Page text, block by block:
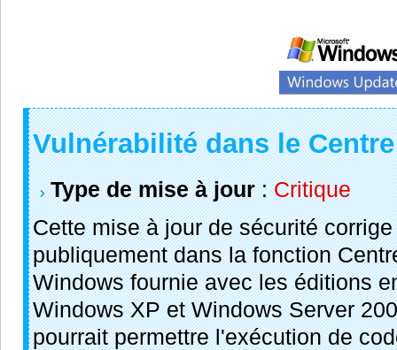
Vulnérabilité dans le
Type de mise à jour:Critique
Cette mise à jour de sécurité
publiquement dans la fonction
Windows fournie avec les éditions
Windows XP et Windows Server
pourrait permettre l'exécution de